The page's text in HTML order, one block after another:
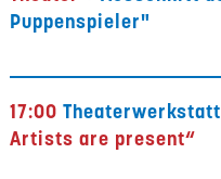
Puppenspieler"
17:00
Artists are present“